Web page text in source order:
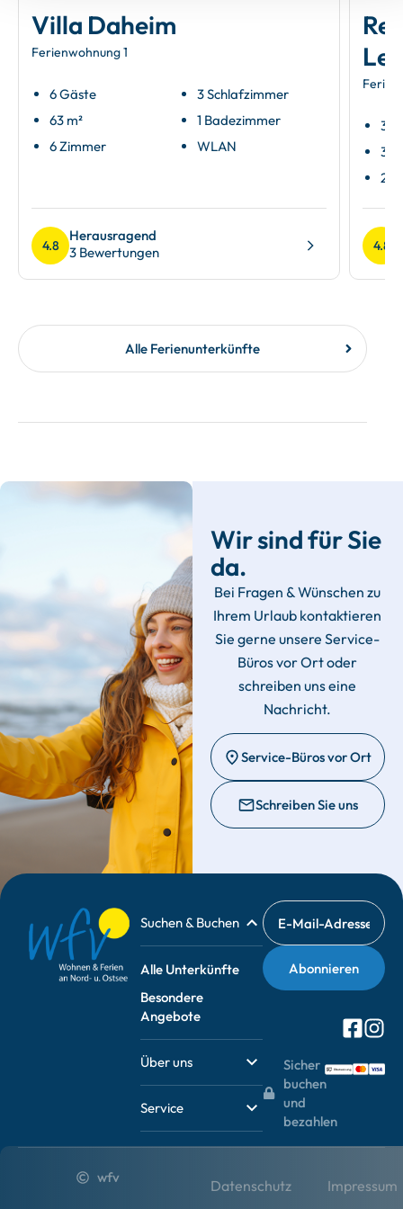
Villa Daheim
Ferienwohnung 1
6 Gäste
63 m²
6 Zimmer
3 Schlafzimmer
1 Badezimmer
WLAN
4.8
Herausragend
3 Bewertungen
3
37
2
4.8
Alle Ferienunterkünfte
Wir sind für Sie
da.
Bei Fragen & Wünschen zu
Ihrem Urlaub kontaktieren
Sie gerne unsere Service-
Büros vor Ort oder
schreiben uns eine
Nachricht.
Service-Büros vor Ort
Schreiben Sie uns
Suchen & Buchen
Alle Unterkünfte
Besondere
Angebote
Über uns
Service
Sicher
buchen
und
bezahlen
wfv Datenschutz Impressum